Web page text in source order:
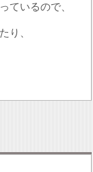
ているので、
り、